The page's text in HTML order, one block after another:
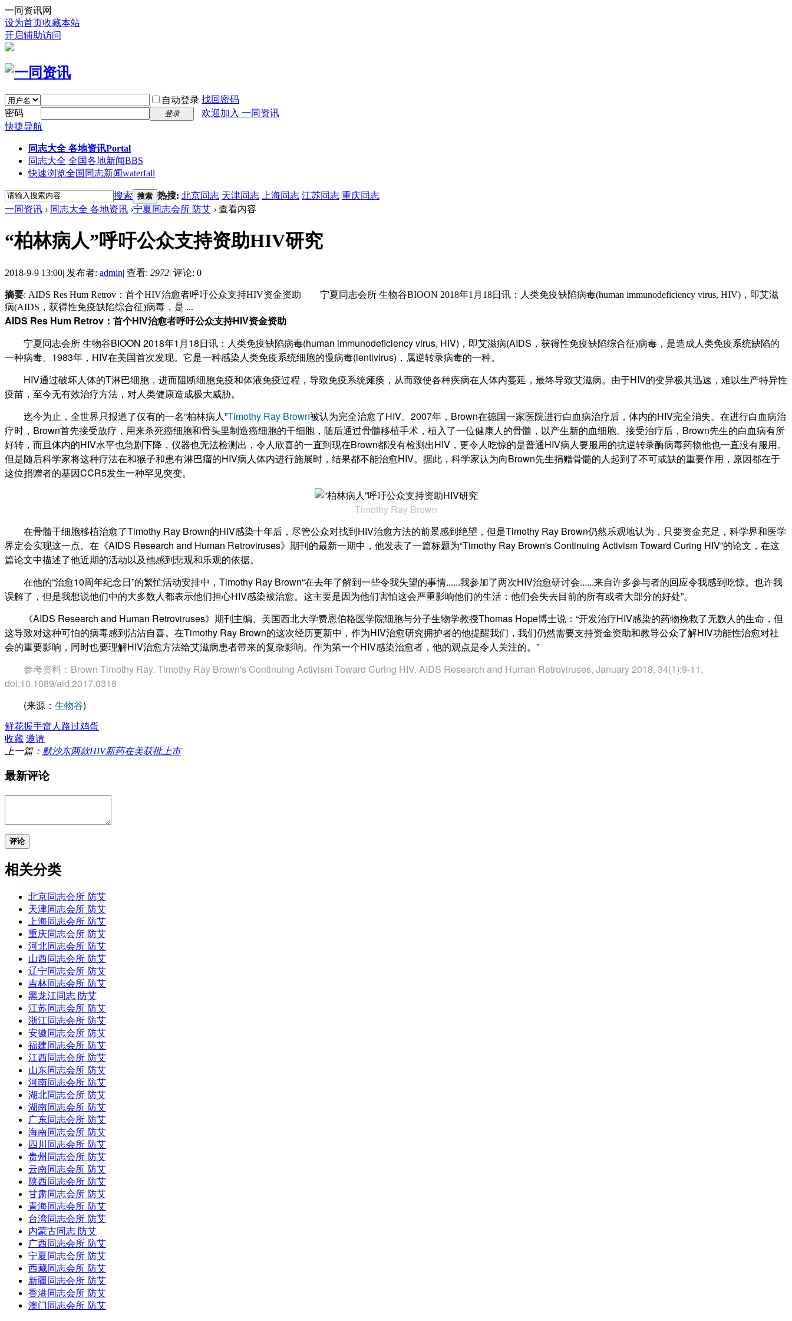
一同资讯网
设为首页收藏本站
开启辅助访问
自动登录 找回密码
密码
登录
欢迎加入 一同资讯
快捷导航
同志大全 各地资讯Portal
同志大全 全国各地新闻BBS
快速浏览全国同志新闻waterfall
搜索 搜索 热搜: 北京同志 天津同志 上海同志 江苏同志 重庆同志
一同资讯 › 同志大全 各地资讯 ›宁夏同志会所 防艾 › 查看内容
“柏林病人”呼吁公众支持资助HIV研究
2018-9-9 13:00| 发布者: admin| 查看: 2972| 评论: 0
摘要: AIDS Res Hum Retrov：首个HIV治愈者呼吁公众支持HIV资金资助 宁夏同志会所 生物谷BIOON 2018年1月18日讯：人类免疫缺陷病毒(human immunodeficiency virus, HIV)，即艾滋
病(AIDS，获得性免疫缺陷综合征)病毒，是 ...
AIDS Res Hum Retrov：首个HIV治愈者呼吁公众支持HIV资金资助
宁夏同志会所 生物谷BIOON 2018年1月18日讯：人类免疫缺陷病毒(human immunodeficiency virus, HIV)，即艾滋病(AIDS，获得性免疫缺陷综合征)病毒，是造成人类免疫系统缺陷的
一种病毒。1983年，HIV在美国首次发现。它是一种感染人类免疫系统细胞的慢病毒(lentivirus)，属逆转录病毒的一种。
HIV通过破坏人体的T淋巴细胞，进而阻断细胞免疫和体液免疫过程，导致免疫系统瘫痪，从而致使各种疾病在人体内蔓延，最终导致艾滋病。由于HIV的变异极其迅速，难以生产特异性
疫苗，至今无有效治疗方法，对人类健康造成极大威胁。
迄今为止，全世界只报道了仅有的一名“柏林病人”Timothy Ray Brown被认为完全治愈了HIV。2007年，Brown在德国一家医院进行白血病治疗后，体内的HIV完全消失。在进行白血病治
疗时，Brown首先接受放疗，用来杀死癌细胞和骨头里制造癌细胞的干细胞，随后通过骨髓移植手术，植入了一位健康人的骨髓，以产生新的血细胞。接受治疗后，Brown先生的白血病有所
好转，而且体内的HIV水平也急剧下降，仪器也无法检测出，令人欣喜的一直到现在Brown都没有检测出HIV，更令人吃惊的是普通HIV病人要服用的抗逆转录酶病毒药物他也一直没有服用。
但是随后科学家将这种疗法在和猴子和患有淋巴瘤的HIV病人体内进行施展时，结果都不能治愈HIV。据此，科学家认为向Brown先生捐赠骨髓的人起到了不可或缺的重要作用，原因都在于
这位捐赠者的基因CCR5发生一种罕见突变。
Timothy Ray Brown
在骨髓干细胞移植治愈了Timothy Ray Brown的HIV感染十年后，尽管公众对找到HIV治愈方法的前景感到绝望，但是Timothy Ray Brown仍然乐观地认为，只要资金充足，科学界和医学
界定会实现这一点。在《AIDS Research and Human Retroviruses》期刊的最新一期中，他发表了一篇标题为“Timothy Ray Brown's Continuing Activism Toward Curing HIV”的论文，在这
篇论文中描述了他近期的活动以及他感到悲观和乐观的依据。
在他的“治愈10周年纪念日”的繁忙活动安排中，Timothy Ray Brown“在去年了解到一些令我失望的事情......我参加了两次HIV治愈研讨会......来自许多参与者的回应令我感到吃惊。也许我
误解了，但是我想说他们中的大多数人都表示他们担心HIV感染被治愈。这主要是因为他们害怕这会严重影响他们的生活：他们会失去目前的所有或者大部分的好处”。
《AIDS Research and Human Retroviruses》期刊主编、美国西北大学费恩伯格医学院细胞与分子生物学教授Thomas Hope博士说：“开发治疗HIV感染的药物挽救了无数人的生命，但
这导致对这种可怕的病毒感到沾沾自喜。在Timothy Ray Brown的这次经历更新中，作为HIV治愈研究拥护者的他提醒我们，我们仍然需要支持资金资助和教导公众了解HIV功能性治愈对社
会的重要影响，同时也要理解HIV治愈方法给艾滋病患者带来的复杂影响。作为第一个HIV感染治愈者，他的观点是令人关注的。”
参考资料：Brown Timothy Ray. Timothy Ray Brown's Continuing Activism Toward Curing HIV. AIDS Research and Human Retroviruses, January 2018, 34(1):9-11,
doi:10.1089/aid.2017.0318
(来源： 生物谷)
鲜花握手雷人 路过鸡蛋
收藏 邀请
上一篇： 默沙东两款HIV新药在美获批上市
最新评论
评论
相关分类
北京同志会所 防艾
天津同志会所 防艾
上海同志会所 防艾
重庆同志会所 防艾
河北同志会所 防艾
山西同志会所 防艾
辽宁同志会所 防艾
吉林同志会所 防艾
黑龙江同志 防艾
江苏同志会所 防艾
浙江同志会所 防艾
安徽同志会所 防艾
福建同志会所 防艾
江西同志会所 防艾
山东同志会所 防艾
河南同志会所 防艾
湖北同志会所 防艾
湖南同志会所 防艾
广东同志会所 防艾
海南同志会所 防艾
四川同志会所 防艾
贵州同志会所 防艾
云南同志会所 防艾
陕西同志会所 防艾
甘肃同志会所 防艾
青海同志会所 防艾
台湾同志会所 防艾
内蒙古同志 防艾
广西同志会所 防艾
宁夏同志会所 防艾
西藏同志会所 防艾
新疆同志会所 防艾
香港同志会所 防艾
澳门同志会所 防艾